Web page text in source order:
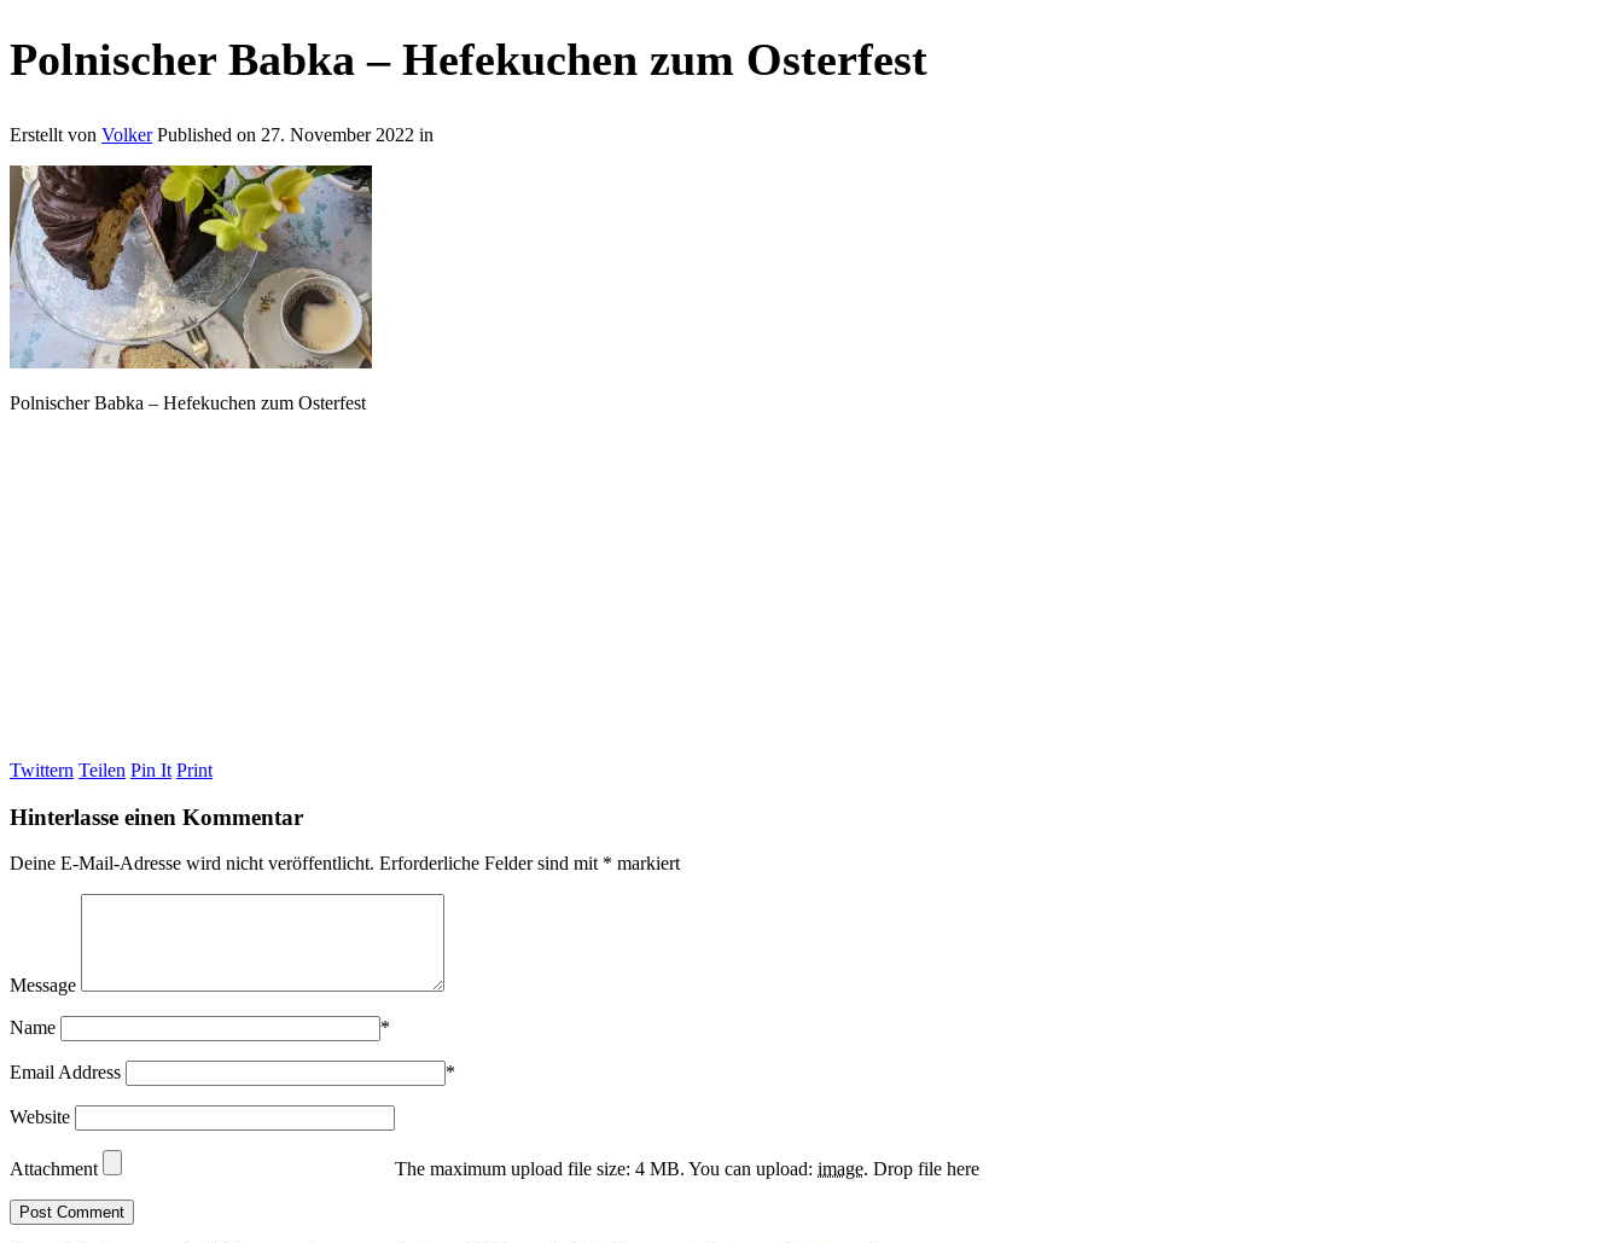
Polnischer Babka – Hefekuchen zum Osterfest
Erstellt von Volker Published on 27. November 2022 in
Polnischer Babka – Hefekuchen zum Osterfest
Twittern Teilen Pin It Print
Hinterlasse einen Kommentar
Deine E-Mail-Adresse wird nicht veröffentlicht. Erforderliche Felder sind mit * markiert
Message
Name *
Email Address *
Website
Attachment The maximum upload file size: 4 MB. You can upload: image. Drop file here